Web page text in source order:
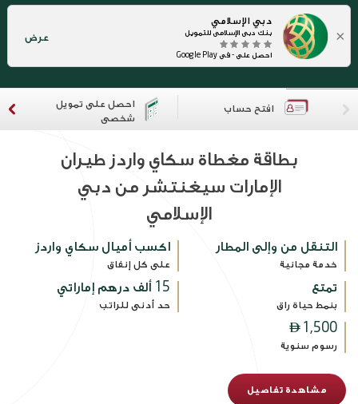
×
دبي الإسلامي
بنك دبي الإسلامي للتمويل
احصل على - في Google Play
عرض
افتح حساب
احصل على تمويل
شخصي
بطاقة مغطاة سكاي واردز طيران
الإمارات سيغنتشر من دبي
الإسلامي
التنقل من وإلى المطار
خدمة مجانية
اكسب أميال سكاي واردز
على كل إنفاق
تمتع
بنمط حياة راق
15 ألف درهم إماراتي
حد أدنى للراتب
 1,500
رسوم سنوية
مشاهدة تفاصيل